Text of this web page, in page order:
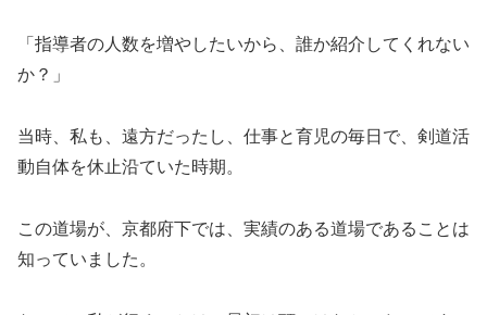
「指導者の人数を増やしたいから、誰か紹介してくれない
か？」
当時、私も、遠方だったし、仕事と育児の毎日で、剣道活
動自体を休止沿ていた時期。
この道場が、京都府下では、実績のある道場であることは
知っていました。